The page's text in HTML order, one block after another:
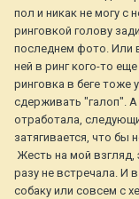
пол и никак не могу с
ринговкой голову
последнем фото. Или
ней в ринг кого-то
ринговка в беге тоже
сдерживать "галоп". А
отработала,
затягивается, что бы
Жесть на мой взгляд,
разу не встречала. И
собаку или совсем с